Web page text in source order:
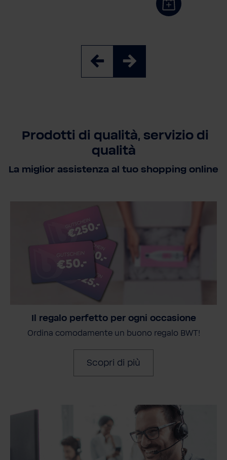
Prodotti di qualità, servizio di
qualità
La miglior assistenza al tuo shopping online
Il regalo perfetto per ogni occasione
Ordina comodamente un buono regalo BWT!
Scopri di più